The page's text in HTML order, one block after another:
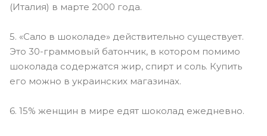
(Италия) в марте 2000 года.
5. «Сало в шоколаде» действительно существует.
Это 30-граммовый батончик, в котором помимо
шоколада содержатся жир, спирт и соль. Купить
его можно в украинских магазинах.
6. 15% женщин в мире едят шоколад ежедневно.